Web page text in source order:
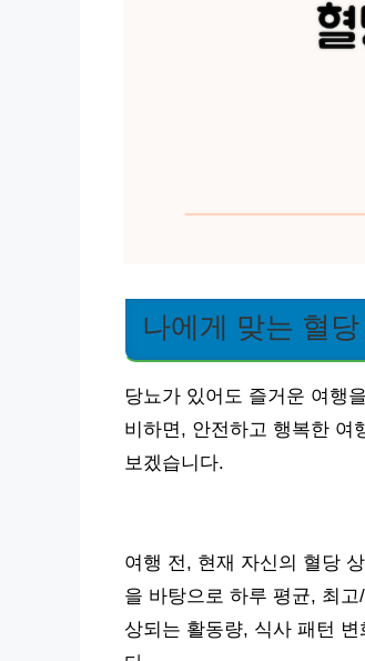
나에게 맞는 혈당
당뇨가 있어도 즐거운 여행
비하면, 안전하고 행복한 여
보겠습니다.
여행 전, 현재 자신의 혈당
을 바탕으로 하루 평균, 최
상되는 활동량, 식사 패턴